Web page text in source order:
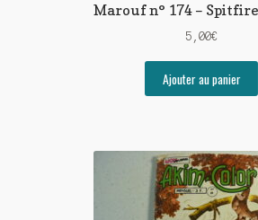
Marouf n° 174 –
5,00€
Ajouter au panier